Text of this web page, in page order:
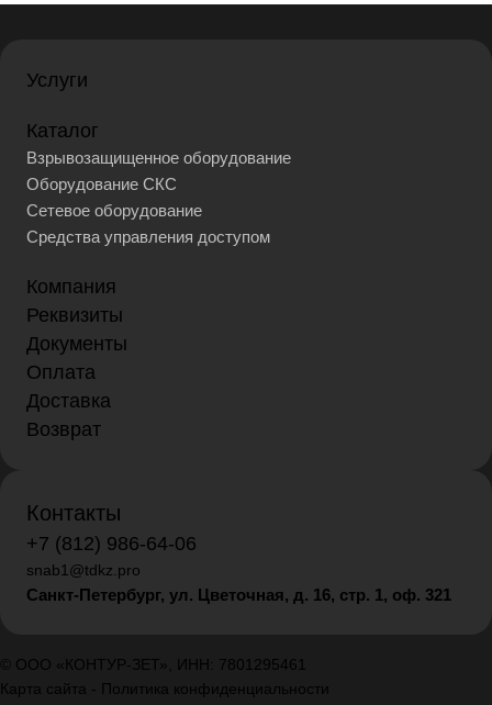
Услуги
Каталог
Взрывозащищенное оборудование
Оборудование СКС
Сетевое оборудование
Средства управления доступом
Компания
Реквизиты
Документы
Оплата
Доставка
Возврат
Контакты
+7 (812) 986-64-06
snab1@tdkz.pro
Санкт-Петербург, ул. Цветочная, д. 16, стр. 1, оф. 321
© ООО «КОНТУР-ЗЕТ», ИНН: 7801295461
Карта сайта - Политика конфиденциальности